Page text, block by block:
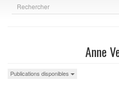
Anne
Publications disponibles